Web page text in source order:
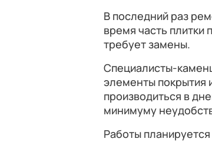
В последний раз
время часть плитки
требует замены.
Специалисты-
элементы покрытия
производиться в
минимуму
Работы